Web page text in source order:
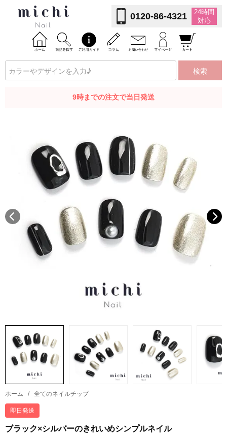
0120-86-4321
24時間
対応
検索
9時までの注文で当日発送
ホーム / 全てのネイルチップ
即日発送
ブラック×シルバーのきれいめシンプルネイル